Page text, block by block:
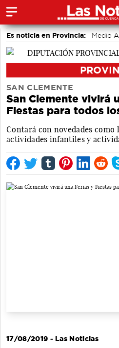
Es noticia en Provincia:
Medio
accidentes laborales
SAN CLEMENTE
San Clemente vivirá
Fiestas para todos
Contará con novedades
actividades infantiles y
17/08/2019 - Las Noticias